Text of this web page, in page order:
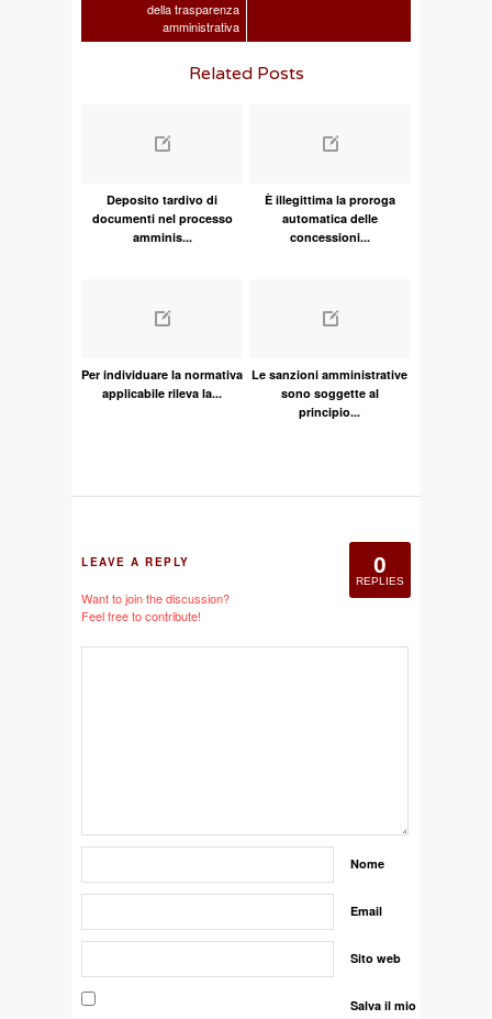
della trasparenza
amministrativa
Related Posts
Deposito tardivo di
documenti nel processo
amminis...
È illegittima la proroga
automatica delle
concessioni...
Per individuare la normativa
applicabile rileva la...
Le sanzioni amministrative
sono soggette al
principio...
0
REPLIES
LEAVE A REPLY
Want to join the discussion?
Feel free to contribute!
Nome
Email
Sito web
Salva il mio